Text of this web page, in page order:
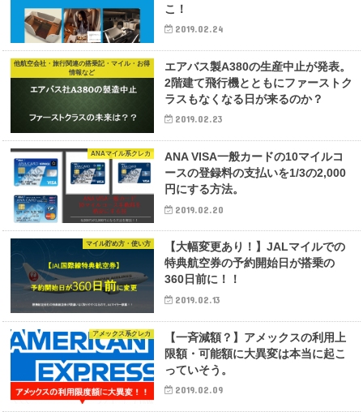
こ！
2019.02.24
他航空会社・旅行関連の搭乗記・マイル・お得
情報など
エアバス製A380の生産中止が発表。
2階建て飛行機とともにファーストク
ラスもなくなる日が来るのか？
2019.02.23
ANAマイル系クレカ
ANA VISA一般カードの10マイルコ
ースの登録料の支払いを1/3の2,000
円にする方法。
2019.02.20
マイル貯め方・使い方
【大幅変更あり！】JALマイルでの
特典航空券の予約開始日が搭乗の
360日前に！！
2019.02.13
アメックス系クレカ
【一斉減額？】アメックスの利用上
限額・可能額に大異変は本当に起こ
っていそう。
2019.02.09